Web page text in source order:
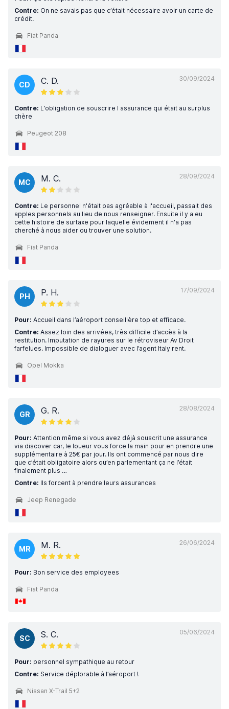
Contre: On ne savais pas que c’était nécessaire avoir un carte de
crédit.
Fiat Panda
30/09/2024
CD C. D.
Contre: L’obligation de souscrire l assurance qui était au surplus
chère
Peugeot 208
28/09/2024
MC M. C.
Contre: Le personnel n'était pas agréable à l'accueil, passait des
apples personnels au lieu de nous renseigner. Ensuite il y a eu
cette histoire de surtaxe pour laquelle évidement il n'a pas
cherché à nous aider ou trouver une solution.
Fiat Panda
17/09/2024
PH P. H.
Pour: Accueil dans l’aéroport conseillère top et efficace.
Contre: Assez loin des arrivées, très difficile d’accès à la
restitution. Imputation de rayures sur le rétroviseur Av Droit
farfelues. Impossible de dialoguer avec l’agent Italy rent.
Opel Mokka
28/08/2024
GR G. R.
Pour: Attention même si vous avez déjà souscrit une assurance
via discover car, le loueur vous force la main pour en prendre une
supplémentaire à 25€ par jour. Ils ont commencé par nous dire
que c’était obligatoire alors qu’en parlementant ça ne l’était
finalement plus …
Contre: Ils forcent à prendre leurs assurances
Jeep Renegade
26/06/2024
MR M. R.
Pour: Bon service des employees
Fiat Panda
05/06/2024
SC S. C.
Pour: personnel sympathique au retour
Contre: Service déplorable à l’aéroport !
Nissan X-Trail 5+2